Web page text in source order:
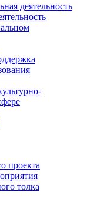
деятельность
проекта
толка